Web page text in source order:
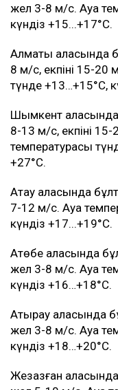
жел 3-8 м/с. Ауа
күндіз +15...+17°C.
Алматы қаласында
8 м/с, екпіні 15-20
түнде +13…+15°C,
Шымкент
8-13 м/с, екпіні 15-
температурасы
+27°C.
Ақтау қаласында
7-12 м/с. Ауа
күндіз +17...+19°C.
Ақтөбе қаласында
жел 3-8 м/с. Ауа
күндіз +16…+18°C.
Атырау қаласында
жел 3-8 м/с. Ауа
күндіз +18…+20°C.
Жезқазған